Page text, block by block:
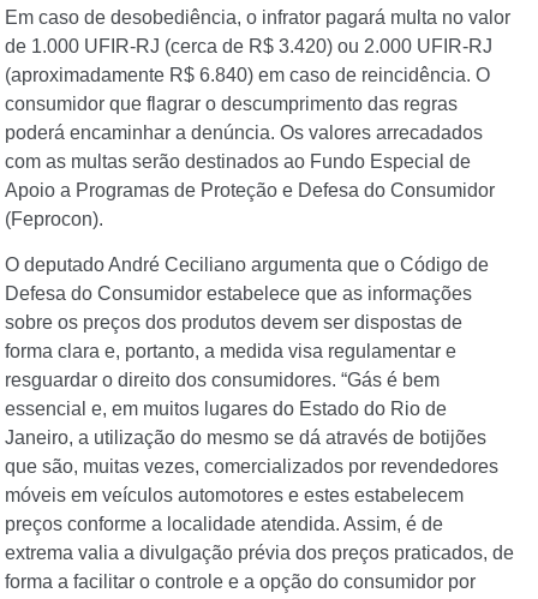
Em caso de desobediência, o infrator pagará multa no valor
de 1.000 UFIR-RJ (cerca de R$ 3.420) ou 2.000 UFIR-RJ
(aproximadamente R$ 6.840) em caso de reincidência. O
consumidor que flagrar o descumprimento das regras
poderá encaminhar a denúncia. Os valores arrecadados
com as multas serão destinados ao Fundo Especial de
Apoio a Programas de Proteção e Defesa do Consumidor
(Feprocon).
O deputado André Ceciliano argumenta que o Código de
Defesa do Consumidor estabelece que as informações
sobre os preços dos produtos devem ser dispostas de
forma clara e, portanto, a medida visa regulamentar e
resguardar o direito dos consumidores. “Gás é bem
essencial e, em muitos lugares do Estado do Rio de
Janeiro, a utilização do mesmo se dá através de botijões
que são, muitas vezes, comercializados por revendedores
móveis em veículos automotores e estes estabelecem
preços conforme a localidade atendida. Assim, é de
extrema valia a divulgação prévia dos preços praticados, de
forma a facilitar o controle e a opção do consumidor por